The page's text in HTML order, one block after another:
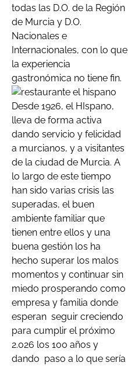
todas las D.O. de la Región
de Murcia y D.O.
Nacionales e
Internacionales, con lo que
la experiencia
gastronómica no tiene fin.
Desde 1926, el HIspano,
lleva de forma activa
dando servicio y felicidad
a murcianos, y a visitantes
de la ciudad de Murcia. A
lo largo de este tiempo
han sido varias crisis las
superadas, el buen
ambiente familiar que
tienen entre ellos y una
buena gestión los ha
hecho superar los malos
momentos y continuar sin
miedo prosperando como
empresa y familia donde
esperan seguir creciendo
para cumplir el próximo
2.026 los 100 años y
dando paso a lo que sería